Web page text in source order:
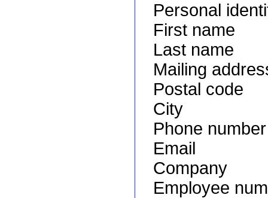
Personal
First name
Last name
Mailing
Postal code
City
Phone number
Email
Company
Employee